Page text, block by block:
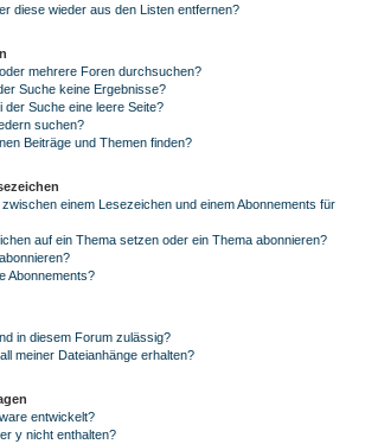
diese wieder aus den Listen entfernen?
mehrere Foren durchsuchen?
Suche keine Ergebnisse?
der Suche eine leere Seite?
suchen?
Beiträge und Themen finden?
einem Lesezeichen und einem Abonnements für
auf ein Thema setzen oder ein Thema abonnieren?
Abonnements?
in diesem Forum zulässig?
meiner Dateianhänge erhalten?
entwickelt?
y nicht enthalten?